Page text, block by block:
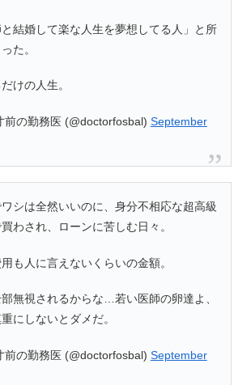
結婚して楽な人生を夢想してる人」と所
た。
けの人生。
の勤務医 (@doctorfosbal) September
シは全然いいのに、身分不相応な超高級
わされ、ローンに苦しむ日々。
も人に言えないくらいの金額。
無視されるからな…若い医師の卵達よ、
にしないとダメだ。
の勤務医 (@doctorfosbal) September